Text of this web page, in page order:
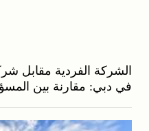
الشركة الفردية مقابل
في دبي: مقارنة بين